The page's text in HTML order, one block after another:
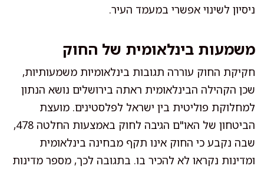
ניסיון לשינוי אפשרי במעמד העיר.
משמעות בינלאומית של החוק
חקיקת החוק עוררה תגובות בינלאומיות משמעותיות,
שכן הקהילה הבינלאומית ראתה בירושלים נושא הנתון
למחלוקת פוליטית בין ישראל לפלסטינים. מועצת
הביטחון של האו"ם הגיבה לחוק באמצעות החלטה 478,
שבה נקבע כי החוק אינו תקף מבחינה בינלאומית
ומדינות נקראו לא להכיר בו. בתגובה לכך, מספר מדינות